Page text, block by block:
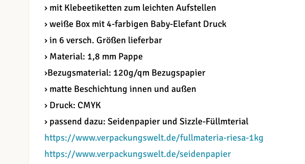
› mit Klebeetiketten zum leichten Aufstellen
› weiße Box mit 4-farbigen Baby-Elefant Druck
› in 6 versch. Größen lieferbar
› Material: 1,8 mm Pappe
›Bezugsmaterial: 120g/qm Bezugspapier
› matte Beschichtung innen und außen
› Druck: CMYK
› passend dazu: Seidenpapier und Sizzle-Füllmterial
https://www.verpackungswelt.de/fullmateria-riesa-1kg
https://www.verpackungswelt.de/seidenpapier